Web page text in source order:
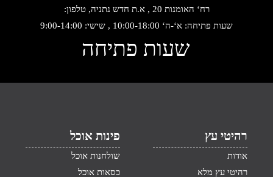
רח‘ האומנות 20 , א.ת חדש נתניה, טלפון:
שעות פתיחה: א‘-ה‘ 10:00-18:00 , שישי: 9:00-14:00
שעות פתיחה
רהיטי עץ
אודות
רהיטי עץ מלא
פינות אוכל
שולחנות אוכל
כסאות אוכל